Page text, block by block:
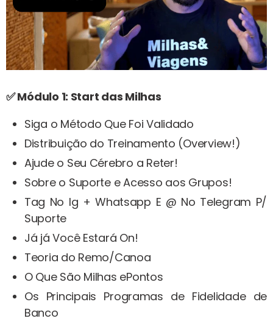
✅ Módulo 1: Start das Milhas
Siga o Método Que Foi Validado
Distribuição do Treinamento (Overview!)
Ajude o Seu Cérebro a Reter!
Sobre o Suporte e Acesso aos Grupos!
Tag No Ig + Whatsapp E @ No Telegram P/
Suporte
Já já Você Estará On!
Teoria do Remo/Canoa
O Que São Milhas ePontos
Os Principais Programas de Fidelidade de
Banco